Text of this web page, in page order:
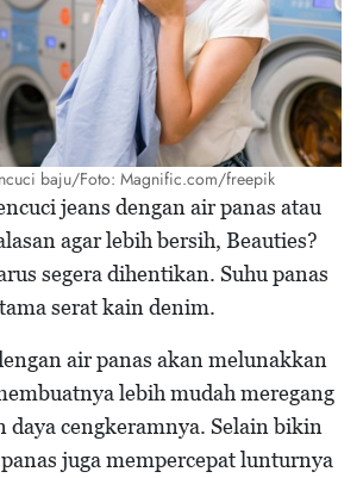
baju/Foto: Magnific.com/freepik
jeans dengan air panas atau
agar lebih bersih, Beauties?
segera dihentikan. Suhu panas
serat kain denim.
air panas akan melunakkan
lebih mudah meregang
daya cengkeramnya. Selain bikin
juga mempercepat lunturnya